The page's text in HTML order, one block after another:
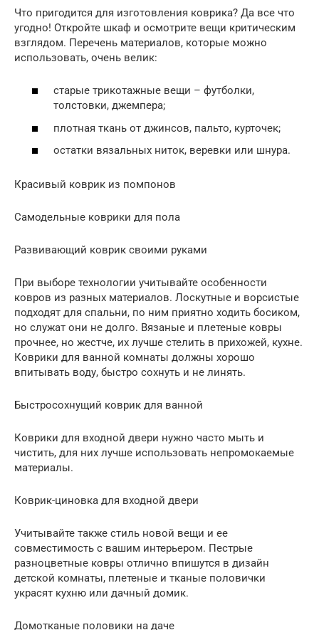
Что пригодится для изготовления коврика? Да все что
угодно! Откройте шкаф и осмотрите вещи критическим
взглядом. Перечень материалов, которые можно
использовать, очень велик:
старые трикотажные вещи – футболки,
толстовки, джемпера;
плотная ткань от джинсов, пальто, курточек;
остатки вязальных ниток, веревки или шнура.
Красивый коврик из помпонов
Самодельные коврики для пола
Развивающий коврик своими руками
При выборе технологии учитывайте особенности
ковров из разных материалов. Лоскутные и ворсистые
подходят для спальни, по ним приятно ходить босиком,
но служат они не долго. Вязаные и плетеные ковры
прочнее, но жестче, их лучше стелить в прихожей, кухне.
Коврики для ванной комнаты должны хорошо
впитывать воду, быстро сохнуть и не линять.
Быстросохнущий коврик для ванной
Коврики для входной двери нужно часто мыть и
чистить, для них лучше использовать непромокаемые
материалы.
Коврик-циновка для входной двери
Учитывайте также стиль новой вещи и ее
совместимость с вашим интерьером. Пестрые
разноцветные ковры отлично впишутся в дизайн
детской комнаты, плетеные и тканые половички
украсят кухню или дачный домик.
Домотканые половики на даче